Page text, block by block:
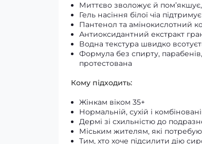
Миттєво зволожує й
Гель насіння білої чіа
Пантенол та амінокислотний
Антиоксидантний екстракт
Водна текстура швидко
Формула без спирту,
протестована
Кому підходить:
Жінкам віком 35+
Нормальній, сухій і
Дермі зі схильністю до
Міським жителям, які
Тим, хто хоче підсилити дію